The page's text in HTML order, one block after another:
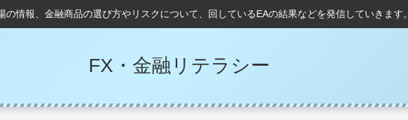
の情報、金融商品の選び方やリスクについて、回しているEAの結果などを発信していきます。
FX・金融リテラシー